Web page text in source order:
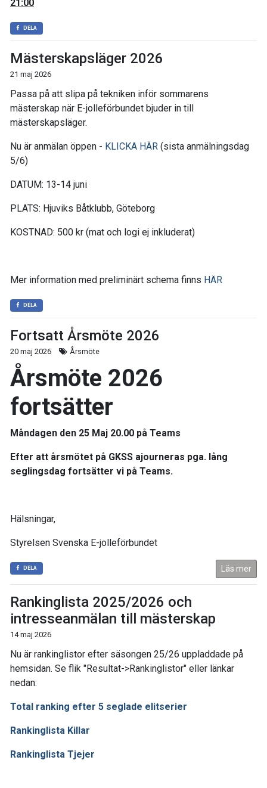
21:00
DELA
Mästerskapsläger 2026
21 maj 2026
Passa på att slipa på tekniken inför sommarens
mästerskap när E-jolleförbundet bjuder in till
mästerskapsläger.
Nu är anmälan öppen - KLICKA HÄR (sista anmälningsdag
5/6)
DATUM: 13-14 juni
PLATS: Hjuviks Båtklubb, Göteborg
KOSTNAD: 500 kr (mat och logi ej inkluderat)
Mer information med preliminärt schema finns HÄR
DELA
Fortsatt Årsmöte 2026
20 maj 2026 Årsmöte
Årsmöte 2026
fortsätter
Måndagen den 25 Maj 20.00 på Teams
Efter att årsmötet på GKSS ajourneras pga. lång
seglingsdag fortsätter vi på Teams.
Hälsningar,
Styrelsen Svenska E-jolleförbundet
DELA Läs mer
Rankinglista 2025/2026 och
intresseanmälan till mästerskap
14 maj 2026
Nu är rankinglistor efter säsongen 25/26 uppladdade på
hemsidan. Se flik "Resultat->Rankinglistor" eller länkar
nedan:
Total ranking efter 5 seglade elitserier
Rankinglista Killar
Rankinglista Tjejer